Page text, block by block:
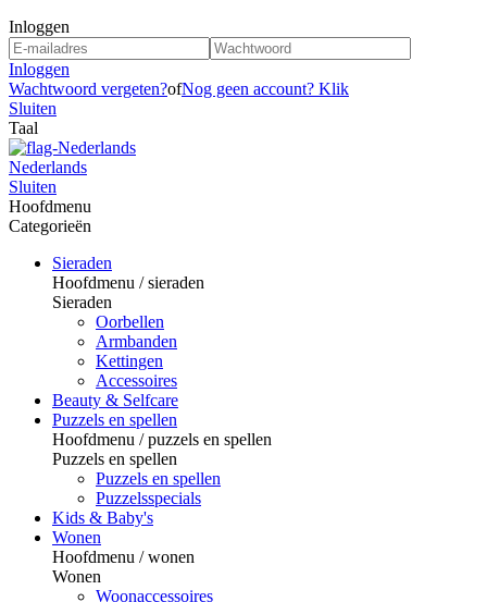
Inloggen
Inloggen
Wachtwoord vergeten?ofNog geen account? Klik
Sluiten
Taal
Nederlands
Sluiten
Hoofdmenu
Categorieën
Sieraden
Hoofdmenu / sieraden
Sieraden
Oorbellen
Armbanden
Kettingen
Accessoires
Beauty & Selfcare
Puzzels en spellen
Hoofdmenu / puzzels en spellen
Puzzels en spellen
Puzzels en spellen
Puzzelsspecials
Kids & Baby's
Wonen
Hoofdmenu / wonen
Wonen
Woonaccessoires